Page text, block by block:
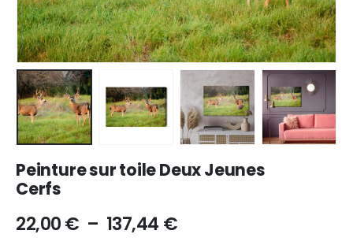
Peinture sur toile Deux Jeunes
Cerfs
22,00€ – 137,44 €